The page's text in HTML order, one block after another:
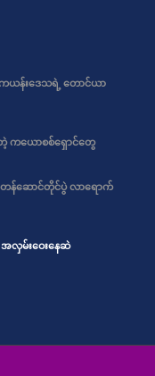
ကယန်းဒေသရဲ့ တောင်ယာ
ကယောစစ်ရှောင်တွေ
တန်ဆောင်တိုင်ပွဲ လာရောက်
လှမ်းဝေးနေဆဲ